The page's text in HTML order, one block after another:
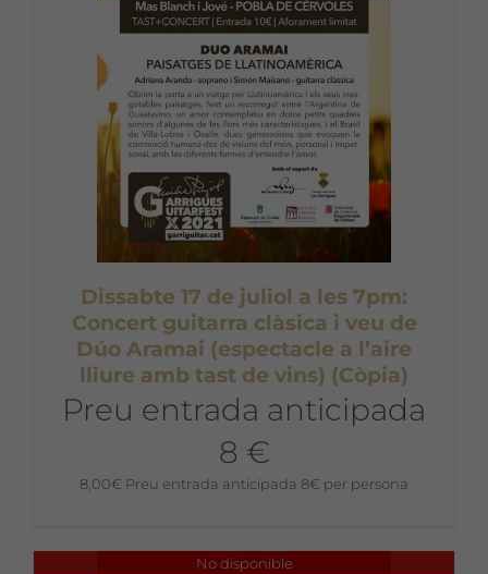
Dissabte 17 de juliol a les 7pm:
Concert guitarra clàsica i veu de
Dúo Aramai (espectacle a l’aire
lliure amb tast de vins) (Còpia)
Preu entrada anticipada
8 €
8,00€ Preu entrada anticipada 8€ per persona
No disponible